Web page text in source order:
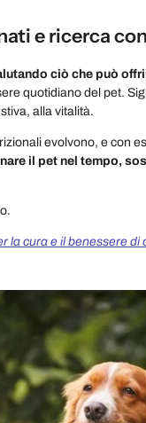
e ricerca
ciò che può
quotidiano del pet.
alla vitalità.
evolvono, e con
il pet nel tempo,
la cura e il benessere di